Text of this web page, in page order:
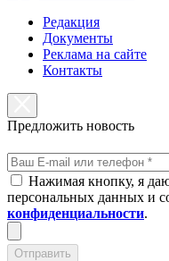
Редакция
Документы
Реклама на сайте
Контакты
Предложить новость
Нажимая кнопку, я
персональных данных и
конфиденциальности.
Отправить